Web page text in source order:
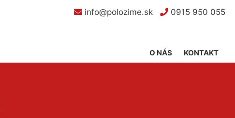
info@polozime.sk 0915 950 055
KONTAKT
O NÁS